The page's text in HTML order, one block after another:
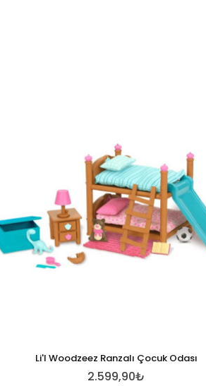
Li'l Woodzeez Ranzalı Çocuk Odası
2.599,90₺